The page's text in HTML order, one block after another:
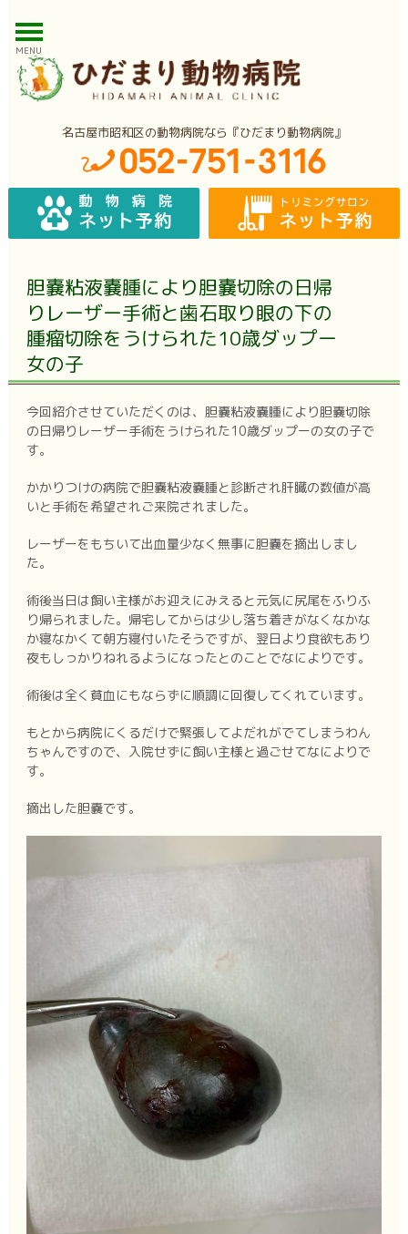
MENU
名古屋市昭和区の動物病院なら『ひだまり動物病院』
胆嚢粘液嚢腫により胆嚢切除の日帰
りレーザー手術と歯石取り眼の下の
腫瘤切除をうけられた10歳ダップー
女の子
今回紹介させていただくのは、胆嚢粘液嚢腫により胆嚢切除
の日帰りレーザー手術をうけられた10歳ダップーの女の子で
す。
かかりつけの病院で胆嚢粘液嚢腫と診断され肝臓の数値が高
いと手術を希望されご来院されました。
レーザーをもちいて出血量少なく無事に胆嚢を摘出しまし
た。
術後当日は飼い主様がお迎えにみえると元気に尻尾をふりふ
り帰られました。帰宅してからは少し落ち着きがなくなかな
か寝なかくて朝方寝付いたそうですが、翌日より食欲もあり
夜もしっかりねれるようになったとのことでなによりです。
術後は全く貧血にもならずに順調に回復してくれています。
もとから病院にくるだけで緊張してよだれがでてしまうわん
ちゃんですので、入院せずに飼い主様と過ごせてなによりで
す。
摘出した胆嚢です。